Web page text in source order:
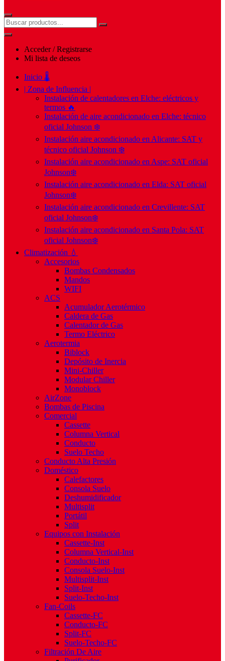
Acceder / Registrarse
Mi lista de deseos
Inicio 🌡️
| Zona de Influencia |
Instalación de calentadores en Elche: eléctricos y
termos 🔥
Instalación de aire acondicionado en Elche: técnico
oficial Johnson ❄️
Instalación aire acondicionado en Alicante: SAT y
técnico oficial Johnson ❄️
Instalación aire acondicionado en Aspe: SAT oficial
Johnson❄️
Instalación aire acondicionado en Elda: SAT oficial
Johnson❄️
Instalación aire acondicionado en Crevillente: SAT
oficial Johnson❄️
Instalación aire acondicionado en Santa Pola: SAT
oficial Johnson❄️
Climatización 💧
Accesorios
Bombas Condensados
Mandos
WIFI
ACS
Acumulador Aerotérmico
Caldera de Gas
Calentador de Gas
Termo Eléctrico
Aerotermia
Biblock
Depósito de Inercia
Mini-Chiller
Modular Chiller
Monoblock
AirZone
Bombas de Piscina
Comercial
Cassette
Columna Vertical
Conducto
Suelo Techo
Conducto Alta Presión
Doméstico
Calefactores
Consola Suelo
Deshumidificador
Multisplit
Portátil
Split
Equipos con Instalación
Cassette-Inst
Columna Vertical-Inst
Conducto-Inst
Consola Suelo-Inst
Multisplit-Inst
Split-Inst
Suelo-Techo-Inst
Fan-Coils
Cassette-FC
Conducto-FC
Split-FC
Suelo-Techo-FC
Filtración De Aire